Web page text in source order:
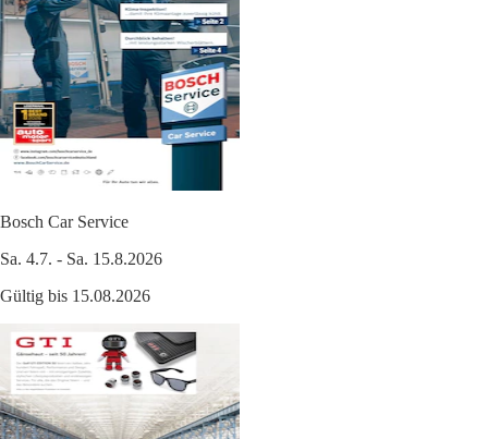
Bosch Car Service
Sa. 4.7. - Sa. 15.8.2026
Gültig bis 15.08.2026